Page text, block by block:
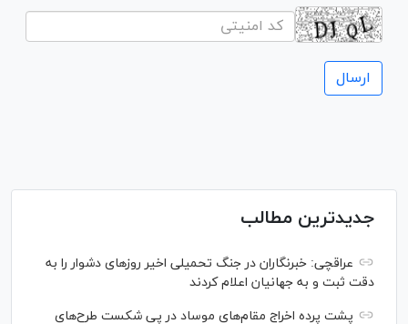
جدیدترین مطالب
عراقچی: خبرنگاران در جنگ تحمیلی اخیر روز‌های دشوار را به
دقت ثبت و به جهانیان اعلام کردند
پشت پرده اخراج مقام‌های موساد در پی شکست طرح‌های